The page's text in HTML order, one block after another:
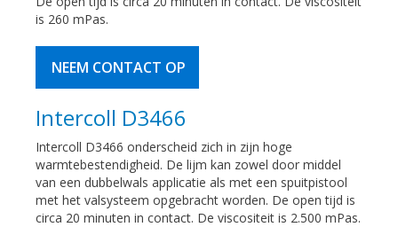
is 260 mPas.
NEEM CONTACT OP
Intercoll D3466
Intercoll D3466 onderscheid zich in zijn hoge
warmtebestendigheid. De lijm kan zowel door middel
van een dubbelwals applicatie als met een spuitpistool
met het valsysteem opgebracht worden. De open tijd is
circa 20 minuten in contact. De viscositeit is 2.500 mPas.